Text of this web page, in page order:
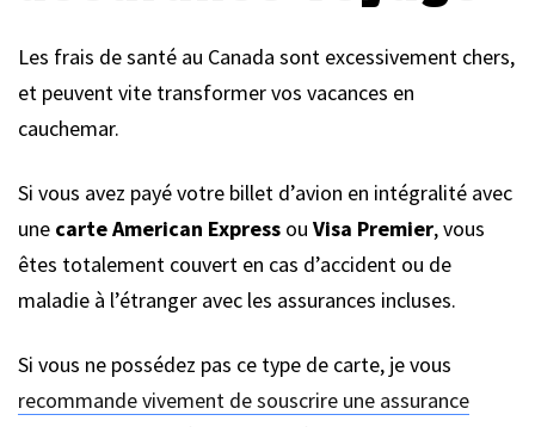
Les frais de santé au Canada sont excessivement chers,
et peuvent vite transformer vos vacances en
cauchemar.
Si vous avez payé votre billet d’avion en intégralité avec
une carte American Express ou Visa Premier, vous
êtes totalement couvert en cas d’accident ou de
maladie à l’étranger avec les assurances incluses.
Si vous ne possédez pas ce type de carte, je vous
recommande vivement de souscrire une assurance